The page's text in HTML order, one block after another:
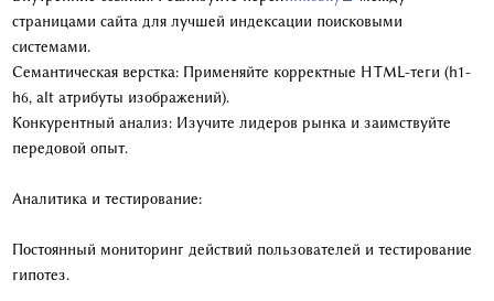
страницами сайта для лучшей индексации поисковыми
системами.
Семантическая верстка: Применяйте корректные HTML-теги (h1-
h6, alt атрибуты изображений).
Конкурентный анализ: Изучите лидеров рынка и заимствуйте
передовой опыт.
Аналитика и тестирование:
Постоянный мониторинг действий пользователей и тестирование
гипотез.